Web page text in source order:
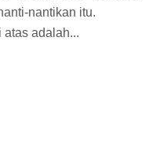
nantikan itu.
atas adalah...